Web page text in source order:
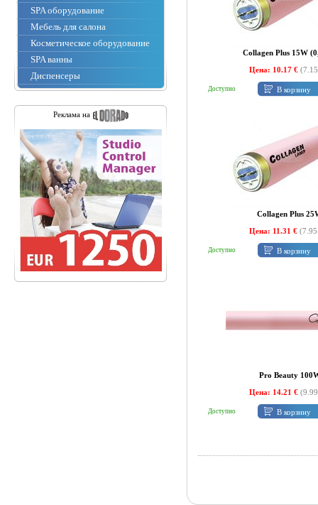
SPA оборудование
Мебель для салона
Косметическое оборудование
SPA ванны
Диспенсеры
Реклама на
Collagen Plus 15W
Цена: 10.17 €
Доступно В корзину
Collagen Plus
Цена: 11.31 €
Доступно В корзину
Pro Beauty
Цена: 14.21 €
Доступно В корзину